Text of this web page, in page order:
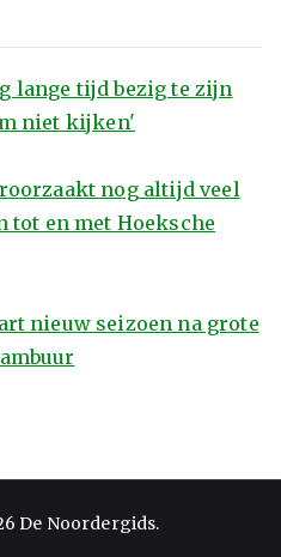
lange tijd bezig te zijn
niet kijken'
nog altijd veel
tot en met Hoeksche
nieuw seizoen na grote
De Noordergids.